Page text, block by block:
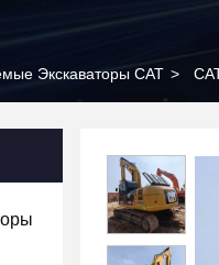
Экскаваторы CAT >